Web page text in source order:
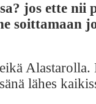
jos ette nii
soittamaan
lähes